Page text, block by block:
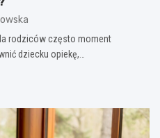
rodziców często moment
dziecku opiekę,…